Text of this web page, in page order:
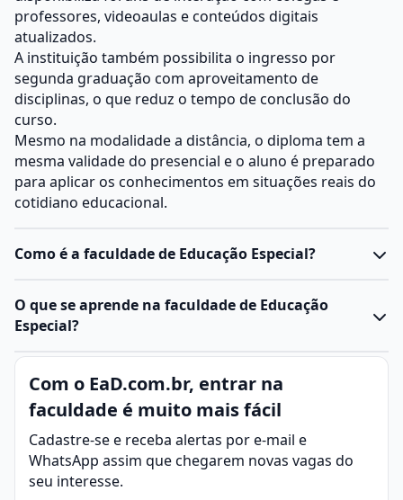
professores, videoaulas e conteúdos digitais
atualizados.
A instituição também possibilita o ingresso por
segunda graduação com aproveitamento de
disciplinas, o que reduz o tempo de conclusão do
curso.
Mesmo na modalidade a distância, o diploma tem a
mesma validade do presencial e o aluno é preparado
para aplicar os conhecimentos em situações reais do
cotidiano educacional.
Como é a faculdade de Educação Especial?
O curso de Educação Especial é voltado à formação de
professores capacitados para atuar com pessoas com
habilidades.
A formação inclui conhecimentos pedagógicos,
estratégias de ensino adaptadas e legislação sobre
O profissional formado pode trabalhar em escolas,
centros de atendimento especializado e projetos
voltados à diversidade.
O que se aprende na faculdade de Educação
Especial?
Durante o curso, o aluno estuda disciplinas como
Libras, Educação Inclusiva, Psicologia da Educação,
Transtornos do Neurodesenvolvimento, Tecnologias
Assistivas e Comunicação Alternativa.
Também são abordadas práticas de planejamento,
avaliação e gestão da aprendizagem em contextos
Com o EaD.com.br, entrar na
faculdade é muito mais fácil
Cadastre-se e receba alertas por e-mail e
WhatsApp assim que chegarem novas vagas do
seu interesse.